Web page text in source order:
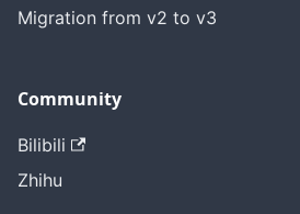
Migration from v2 to v3
Community
Bilibili
Zhihu